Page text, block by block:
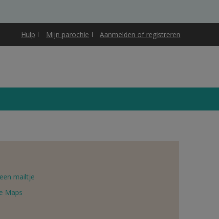
Hulp Mijn parochie Aanmelden of registreren
mailtje
Maps